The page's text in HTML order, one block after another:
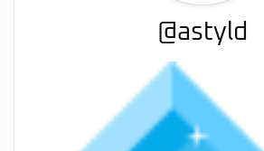
@astyld